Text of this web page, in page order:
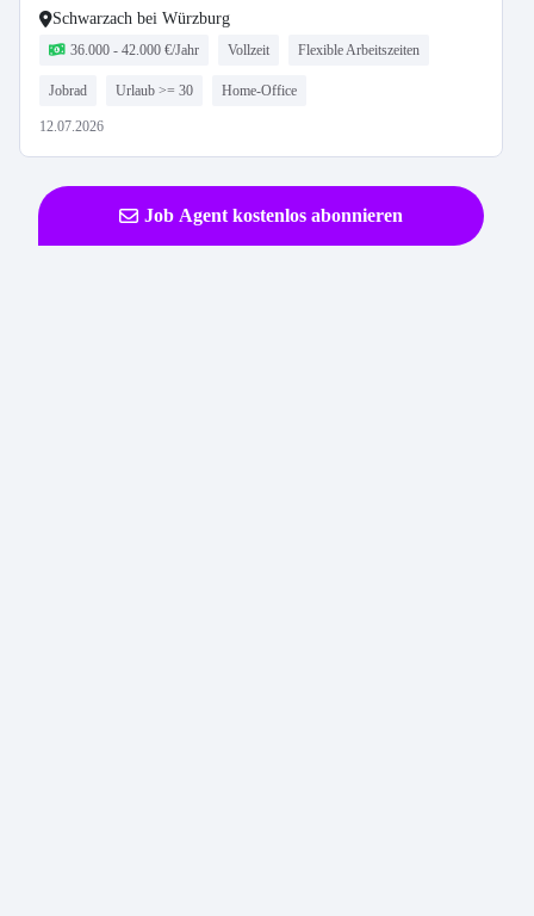
Schwarzach bei Würzburg
36.000 - 42.000 €/Jahr Vollzeit Flexible Arbeitszeiten
Jobrad Urlaub >= 30 Home-Office
12.07.2026
Job Agent kostenlos abonnieren